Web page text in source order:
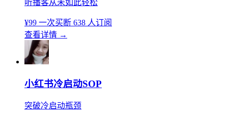
听播客从未如此轻松
¥99 一次买断 638 人订阅
查看详情 →
小红书冷启动SOP
突破冷启动瓶颈